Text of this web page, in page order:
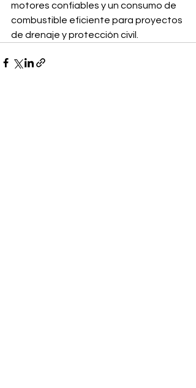
motores confiables y un consumo de
combustible eficiente para proyectos
de drenaje y protección civil.